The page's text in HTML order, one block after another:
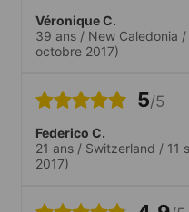
konnte direkt in der
günstiger planen, als
Schule ist sehr gut
Tramstation. Die
von Australia Fair, ein
Center, das viele
sich zu unterhalten
gehen. Man kann auch
Véronique C.
39 ans / New Caledonia /
octobre 2017)
5/5
Federico C.
21 ans / Switzerland / 11
2017)